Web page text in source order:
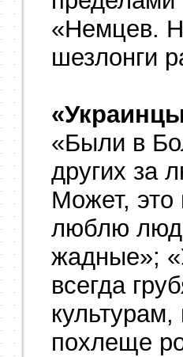
«Немцев.
шезлонги
«Были в
других за
Может,
люблю
жадные»;
всегда
похлеще